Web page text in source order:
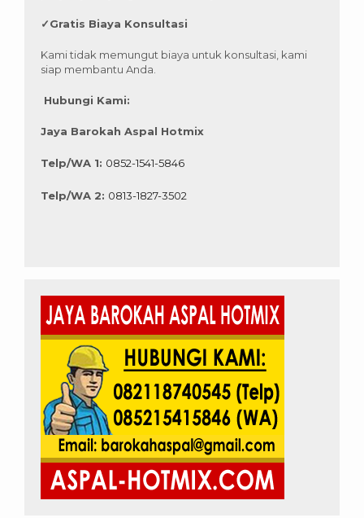
✓Gratis Biaya Konsultasi
Kami tidak memungut biaya untuk konsultasi, kami
siap membantu Anda.
Hubungi Kami:
Jaya Barokah Aspal Hotmix
Telp/WA 1: 0852-1541-5846
Telp/WA 2: 0813-1827-3502